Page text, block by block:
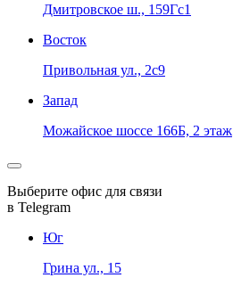
Дмитровское ш., 159Гс1
Восток
Привольная ул., 2с9
Запад
Можайское шоссе 166Б, 2 этаж
Выберите офис для связи
в Telegram
Юг
Грина ул., 15